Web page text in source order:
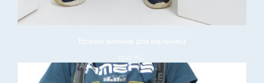
Брюки зимние для мальчика
3240 руб.